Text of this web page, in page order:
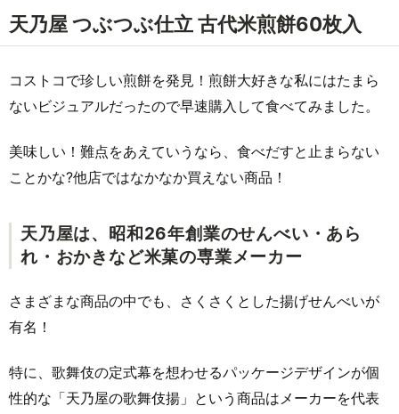
天乃屋 つぶつぶ仕立 古代米煎餅60枚入
コストコで珍しい煎餅を発見！煎餅大好きな私にはたまら
ないビジュアルだったので早速購入して食べてみました。
美味しい！難点をあえていうなら、食べだすと止まらない
ことかな?他店ではなかなか買えない商品！
天乃屋は、昭和26年創業のせんべい・あら
れ・おかきなど米菓の専業メーカー
さまざまな商品の中でも、さくさくとした揚げせんべいが
有名！
特に、歌舞伎の定式幕を想わせるパッケージデザインが個
性的な「天乃屋の歌舞伎揚」という商品はメーカーを代表